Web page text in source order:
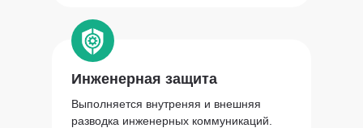
Модуль душ
Инженерная защита
Выполняется внутреняя и внешняя
разводка инженерных коммуникаций.